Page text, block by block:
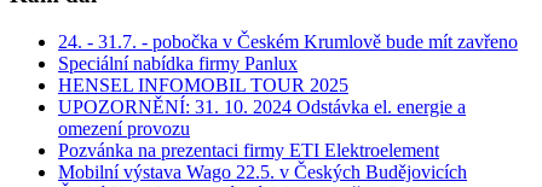
24. - 31.7. - pobočka v Českém Krumlově bude mít zavřeno
Speciální nabídka firmy Panlux
HENSEL INFOMOBIL TOUR 2025
UPOZORNĚNÍ: 31. 10. 2024 Odstávka el. energie a
omezení provozu
Pozvánka na prezentaci firmy ETI Elektroelement
Mobilní výstava Wago 22.5. v Českých Budějovicích